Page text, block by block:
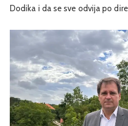
Dodika i da se sve odvija po